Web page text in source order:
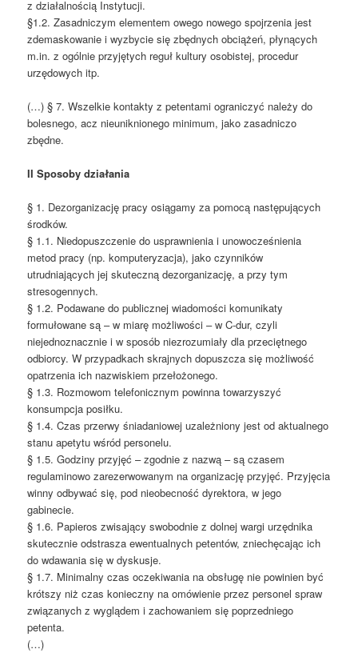
z działalnością Instytucji.
§1.2. Zasadniczym elementem owego nowego spojrzenia jest
zdemaskowanie i wyzbycie się zbędnych obciążeń, płynących
m.in. z ogólnie przyjętych reguł kultury osobistej, procedur
urzędowych itp.
(…) § 7. Wszelkie kontakty z petentami ograniczyć należy do
bolesnego, acz nieuniknionego minimum, jako zasadniczo
zbędne.
II Sposoby działania
§ 1. Dezorganizację pracy osiągamy za pomocą następujących
środków.
§ 1.1. Niedopuszczenie do usprawnienia i unowocześnienia
metod pracy (np. komputeryzacja), jako czynników
utrudniających jej skuteczną dezorganizację, a przy tym
stresogennych.
§ 1.2. Podawane do publicznej wiadomości komunikaty
formułowane są – w miarę możliwości – w C-dur, czyli
niejednoznacznie i w sposób niezrozumiały dla przeciętnego
odbiorcy. W przypadkach skrajnych dopuszcza się możliwość
opatrzenia ich nazwiskiem przełożonego.
§ 1.3. Rozmowom telefonicznym powinna towarzyszyć
konsumpcja posiłku.
§ 1.4. Czas przerwy śniadaniowej uzależniony jest od aktualnego
stanu apetytu wśród personelu.
§ 1.5. Godziny przyjęć – zgodnie z nazwą – są czasem
regulaminowo zarezerwowanym na organizację przyjęć. Przyjęcia
winny odbywać się, pod nieobecność dyrektora, w jego
gabinecie.
§ 1.6. Papieros zwisający swobodnie z dolnej wargi urzędnika
skutecznie odstrasza ewentualnych petentów, zniechęcając ich
do wdawania się w dyskusje.
§ 1.7. Minimalny czas oczekiwania na obsługę nie powinien być
krótszy niż czas konieczny na omówienie przez personel spraw
związanych z wyglądem i zachowaniem się poprzedniego
petenta.
(…)